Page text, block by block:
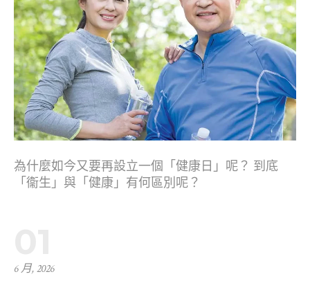
為什麼如今又要再設立一個「健康日」呢？ 到底
「衞生」與「健康」有何區別呢？
6 月, 2026